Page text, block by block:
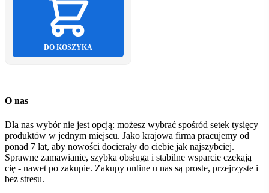
DO KOSZYKA
O nas
Dla nas wybór nie jest opcją: możesz wybrać spośród setek tysięcy
produktów w jednym miejscu. Jako krajowa firma pracujemy od
ponad 7 lat, aby nowości docierały do ciebie jak najszybciej.
Sprawne zamawianie, szybka obsługa i stabilne wsparcie czekają
cię - nawet po zakupie. Zakupy online u nas są proste, przejrzyste i
bez stresu.